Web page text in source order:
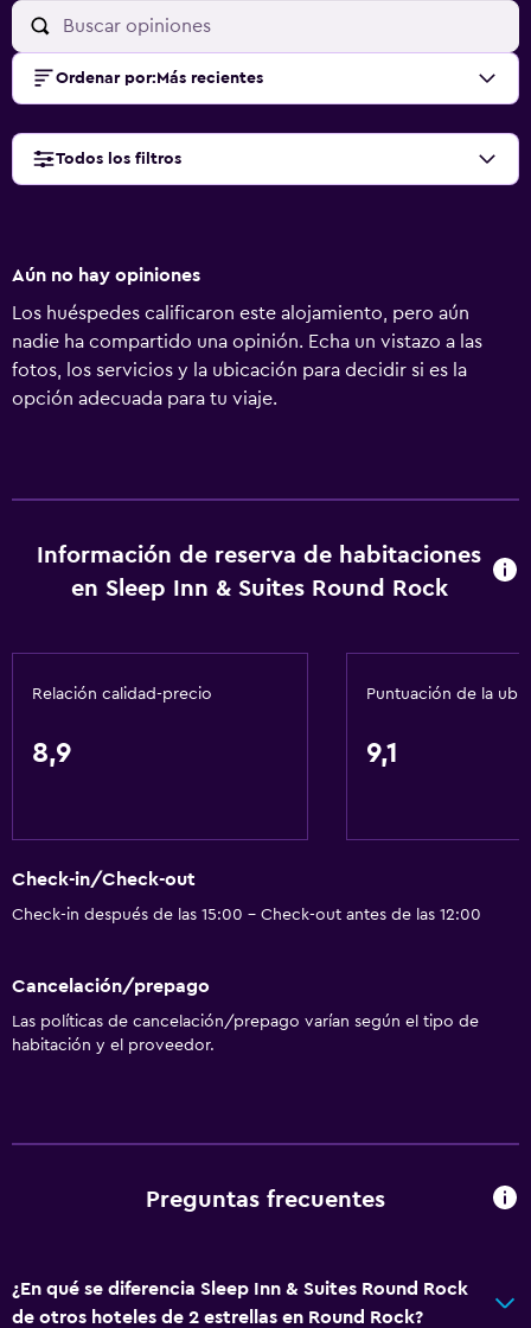
Ordenar por: Más recientes
Todos los filtros
Aún no hay opiniones
Los huéspedes calificaron este alojamiento, pero aún
nadie ha compartido una opinión. Echa un vistazo a las
fotos, los servicios y la ubicación para decidir si es la
opción adecuada para tu viaje.
Información de reserva de habitaciones
en Sleep Inn & Suites Round Rock
Relación calidad-precio
8,9
Puntuación de la
9,1
Check-in/Check-out
Check-in después de las 15:00 - Check-out antes de las 12:00
Cancelación/prepago
Las políticas de cancelación/prepago varían según el tipo de
habitación y el proveedor.
Preguntas frecuentes
¿En qué se diferencia Sleep Inn & Suites Round Rock
de otros hoteles de 2 estrellas en Round Rock?